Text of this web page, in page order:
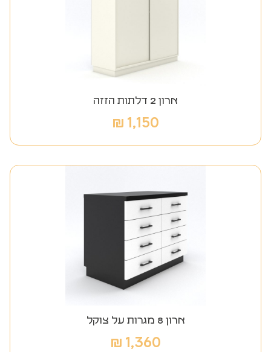
ארון 2 דלתות הזזה
1,150
₪
ארון 8 מגרות על צוקל
1,360
₪